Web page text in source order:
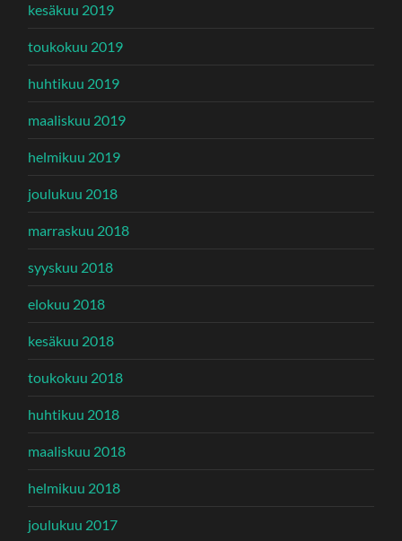
kesäkuu 2019
toukokuu 2019
huhtikuu 2019
maaliskuu 2019
helmikuu 2019
joulukuu 2018
marraskuu 2018
syyskuu 2018
elokuu 2018
kesäkuu 2018
toukokuu 2018
huhtikuu 2018
maaliskuu 2018
helmikuu 2018
joulukuu 2017